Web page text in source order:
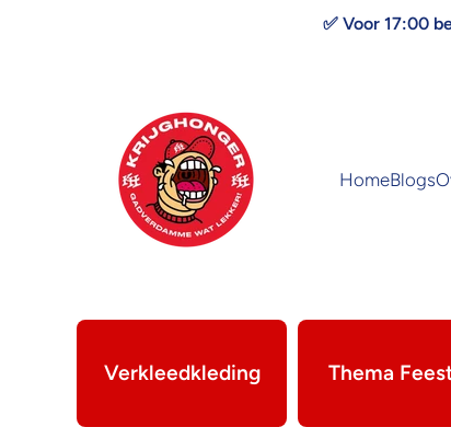
✅ Voor 17:00
HomeBlogs
Verkleedkleding Thema